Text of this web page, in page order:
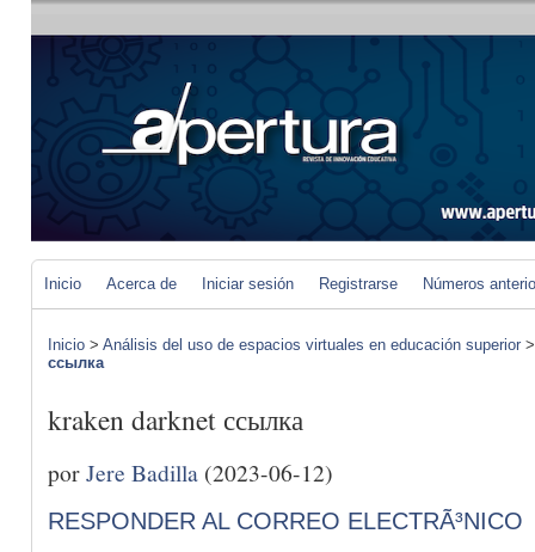
Inicio Acerca de Iniciar sesión Registrarse Números
Inicio > Análisis del uso de espacios virtuales en educación superior
ссылка
kraken darknet ссылка
porJere Badilla (2023-06-12)
RESPONDER AL CORREO ELECTRÃ³NICO